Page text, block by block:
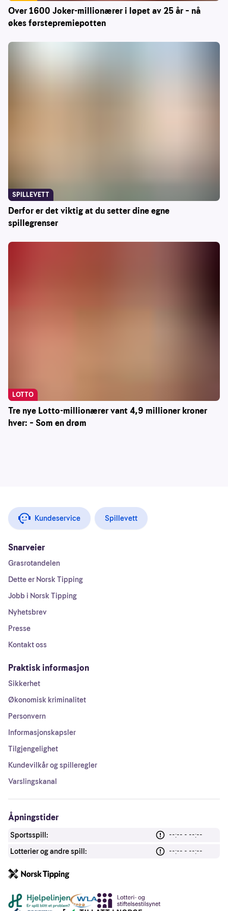
Over 1600 Joker-millionærer i løpet av 25 år – nå
økes førstepremiepotten
Derfor er det viktig at du setter dine egne
spillegrenser
SPILLEVETT
Tre nye Lotto-millionærer vant 4,9 millioner kroner
hver: – Som en drøm
LOTTO
Kundeservice Spillevett
Snarveier
Grasrotandelen
Dette er Norsk Tipping
Jobb i Norsk Tipping
Nyhetsbrev
Presse
Kontakt oss
Praktisk informasjon
Sikkerhet
Økonomisk kriminalitet
Personvern
Informasjonskapsler
Tilgjengelighet
Kundevilkår og spilleregler
Varslingskanal
Åpningstider
Sportsspill:
--:-- - --:--
Lotterier og andre spill:
--:-- - --:--
Andre lenker